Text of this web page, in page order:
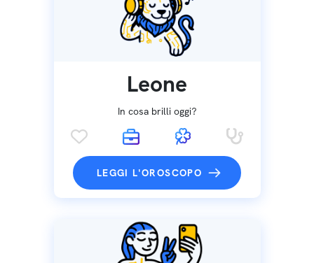
Leone
In cosa brilli oggi?
LEGGI L'OROSCOPO